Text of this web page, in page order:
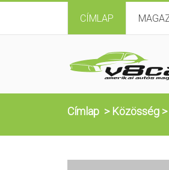
CÍMLAP
Címlap > Közösség >